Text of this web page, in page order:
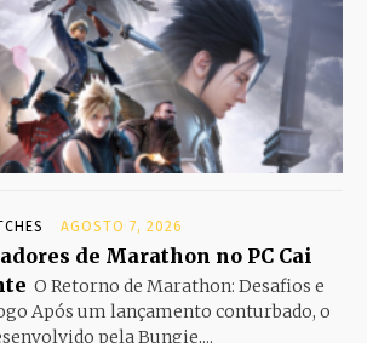
AGOSTO 7, 2026
de Marathon no PC Cai
O Retorno de Marathon: Desafios e
Após um lançamento conturbado, o
pela Bungie,...